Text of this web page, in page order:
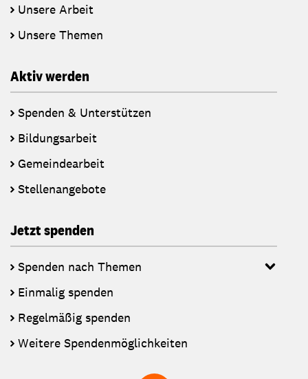
Unsere Arbeit
Unsere Themen
Aktiv werden
Spenden & Unterstützen
Bildungsarbeit
Gemeindearbeit
Stellenangebote
Jetzt spenden
Spenden nach Themen
Einmalig spenden
Regelmäßig spenden
Weitere Spendenmöglichkeiten